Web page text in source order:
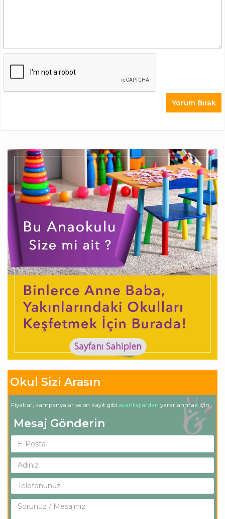
Okul Sizi Arasın
Fiyatlar, kampanyalar ve ön kayıt gibi avantajlardan yararlanmak için;
Mesaj Gönderin